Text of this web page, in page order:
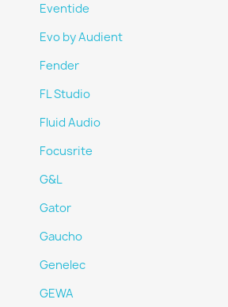
Eventide
Evo by Audient
Fender
FL Studio
Fluid Audio
Focusrite
G&L
Gator
Gaucho
Genelec
GEWA